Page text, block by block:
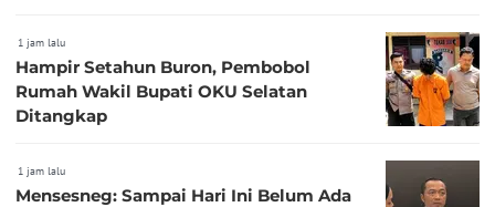
1 jam lalu
Hampir Setahun Buron, Pembobol
Rumah Wakil Bupati OKU Selatan
Ditangkap
1 jam lalu
Mensesneg: Sampai Hari Ini Belum Ada